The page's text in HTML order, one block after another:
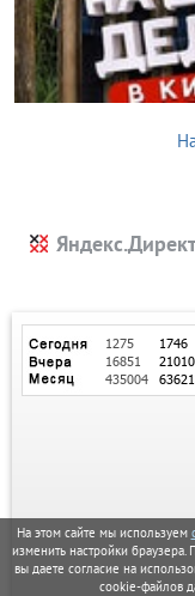
На этом сайте мы используем
изменить настройки браузера.
вы даете согласие на
cookie-файлов